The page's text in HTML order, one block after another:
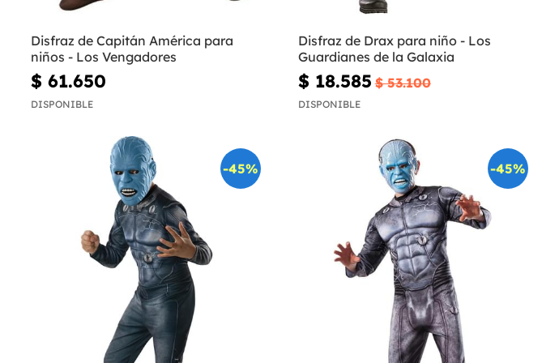
Disfraz de Capitán América para
niños - Los Vengadores
$ 61.650
DISPONIBLE
Disfraz de Drax para niño - Los
Guardianes de la Galaxia
$ 18.585 $ 53.100
DISPONIBLE
-45% -45%